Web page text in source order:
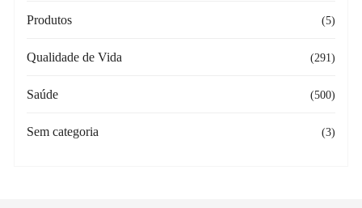
Produtos (5)
Qualidade de Vida (291)
Saúde (500)
Sem categoria (3)